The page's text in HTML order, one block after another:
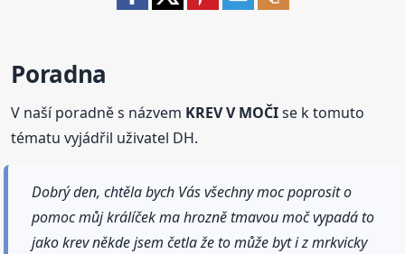
Poradna
V naší poradně s názvem KREV V MOČIse k tomuto
tématu vyjádřil uživatel DH.
Dobrý den, chtěla bych Vás všechny moc poprosit o
pomoc můj králíček ma hrozně tmavou moč vypadá to
jako krev někde jsem četla že to může byt i z mrkvicky